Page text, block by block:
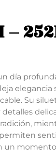
–
día
elegancia
Su
un